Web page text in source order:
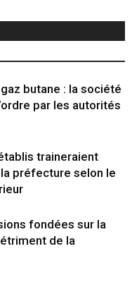
butane : la société
par les autorités
traineraient
préfecture selon le
fondées sur la
de la